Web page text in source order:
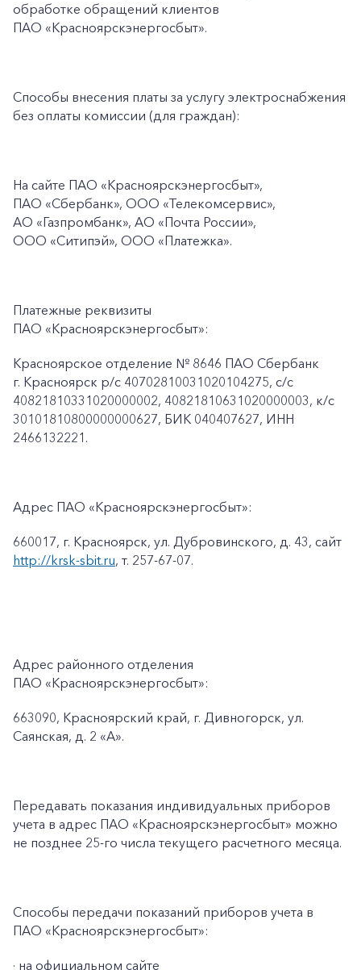
обработке обращений клиентов
ПАО «Красноярскэнергосбыт».
Способы внесения платы за услугу электроснабжения
без оплаты комиссии (для граждан):
На сайте ПАО «Красноярскэнергосбыт»,
ПАО «Сбербанк», ООО «Телекомсервис»,
АО «Газпромбанк», АО «Почта России»,
ООО «Ситипэй», ООО «Платежка».
Платежные реквизиты
ПАО «Красноярскэнергосбыт»:
Красноярское отделение № 8646 ПАО Сбербанк
г. Красноярск p/c 40702810031020104275, с/с
40821810331020000002, 40821810631020000003, к/c
30101810800000000627, БИК 040407627, ИНН
2466132221.
Адрес ПАО «Красноярскэнергосбыт»:
660017, г. Красноярск, ул. Дубровинского, д. 43, сайт
http://krsk-sbit.ru, т. 257-67-07.
Адрес районного отделения
ПАО «Красноярскэнергосбыт»:
663090, Красноярский край, г. Дивногорск, ул.
Саянская, д. 2 «А».
Передавать показания индивидуальных приборов
учета в адрес ПАО «Красноярскэнергосбыт» можно
не позднее 25-го числа текущего расчетного месяца.
Способы передачи показаний приборов учета в
ПАО «Красноярскэнергосбыт»:
· на официальном сайте